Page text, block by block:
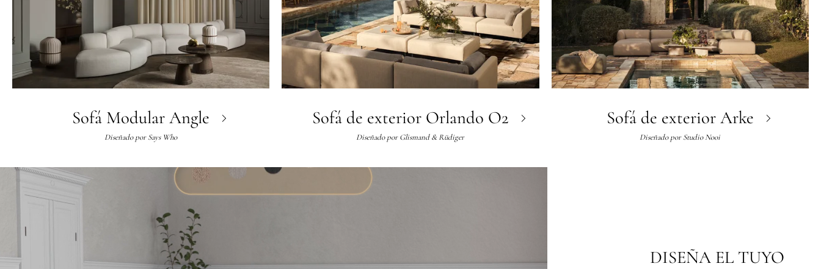
Sofá Modular Angle
Diseñado porSays Who
Sofá de exterior Orlando O2
Diseñado porGlismand & Rüdiger
Sofá de exterior Arke
Diseñado porStudio Nooi
DISEÑA EL TUYO